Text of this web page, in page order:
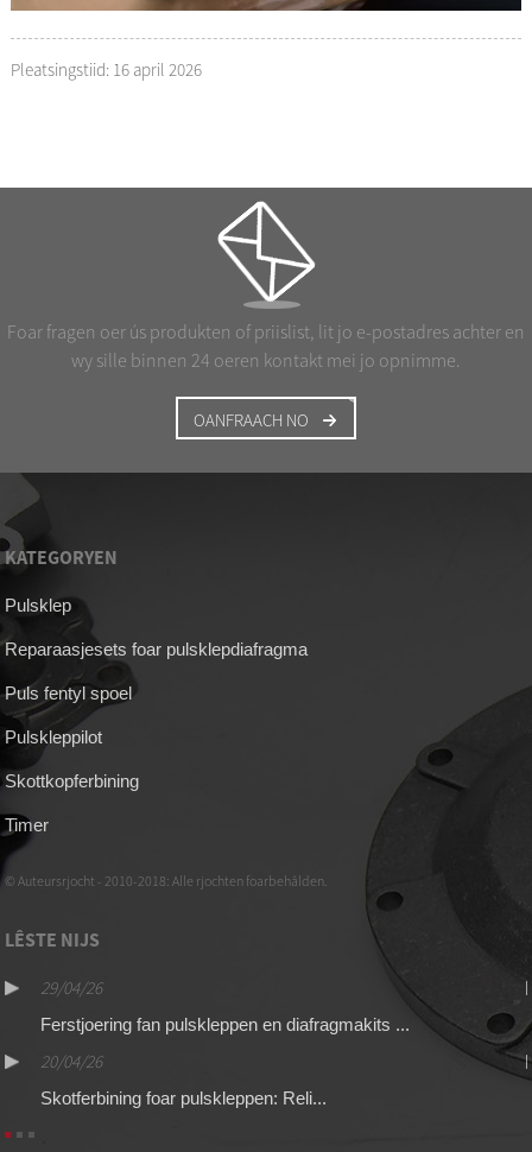
Pleatsingstiid: 16 april 2026
Foar fragen oer ús produkten of priislist, lit jo e-postadres achter en
wy sille binnen 24 oeren kontakt mei jo opnimme.
OANFRAACH NO
KATEGORYEN
Pulsklep
Reparaasjesets foar pulsklepdiafragma
Puls fentyl spoel
Pulskleppilot
Skottkopferbining
Timer
© Auteursrjocht - 2010-2018: Alle rjochten foarbehâlden.
LÊSTE NIJS
29/04/26
Ferstjoering fan pulskleppen en diafragmakits ...
20/04/26
Skotferbining foar pulskleppen: Reli...